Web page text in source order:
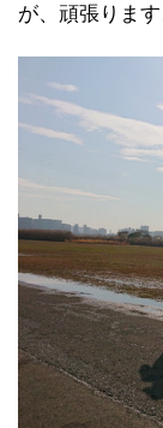
が、頑張ります